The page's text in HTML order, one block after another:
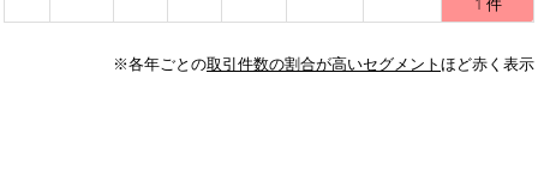
※各年ごとの取引件数の割合が高いセグメントほど赤く表示